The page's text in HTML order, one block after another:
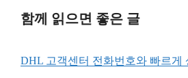
함께 읽으면 좋은 글
DHL 고객센터 전화번호와 빠르게